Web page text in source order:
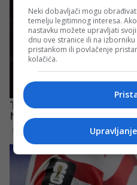
Neki dobavljači mogu
temelju legitimnog interesa.
nastavku možete upravljati
dnu ove stranice ili na
pristankom ili povlačenje
kolačića.